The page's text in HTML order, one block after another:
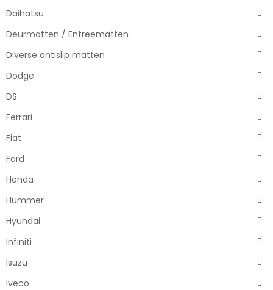
Daihatsu
Deurmatten / Entreematten
Diverse antislip matten
Dodge
DS
Ferrari
Fiat
Ford
Honda
Hummer
Hyundai
Infiniti
Isuzu
Iveco